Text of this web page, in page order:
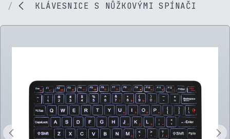
KLÁVESNICE S NŮŽKOVÝMI SPÍNAČI